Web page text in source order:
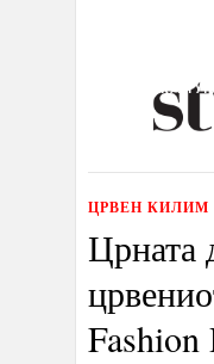
ЦРВЕН КИЛИМ
Црната
Fashion